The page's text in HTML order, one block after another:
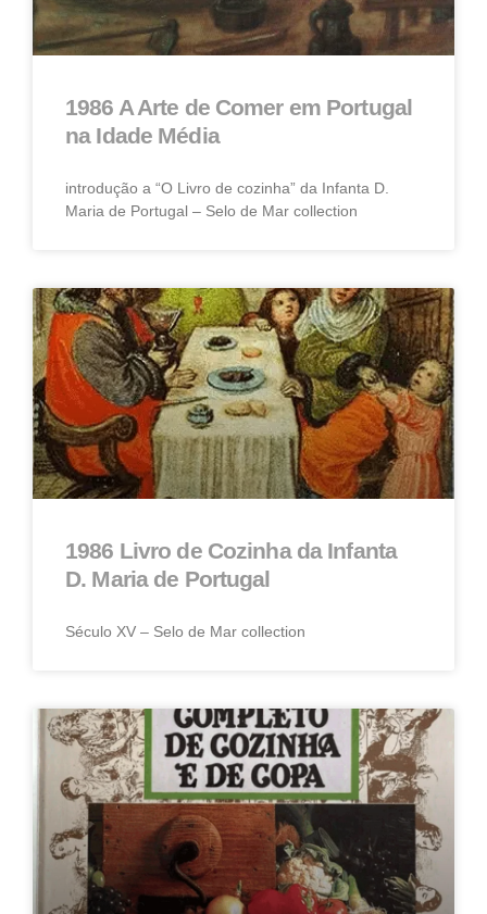
1986 A Arte de Comer em Portugal
na Idade Média
introdução a “O Livro de cozinha” da Infanta D.
Maria de Portugal – Selo de Mar collection
1986 Livro de Cozinha da Infanta
D. Maria de Portugal
Século XV – Selo de Mar collection